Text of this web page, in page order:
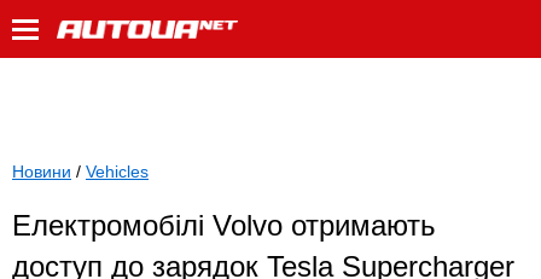
Новини / Vehicles
Електромобілі Volvo отримають
доступ до зарядок Tesla Supercharger